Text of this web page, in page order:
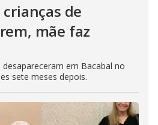
de
mãe faz
em Bacabal no
sete meses depois.